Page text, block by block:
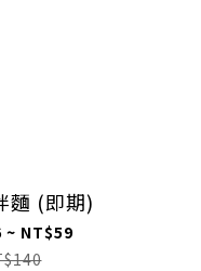
麵 (即期)
~ NT$59